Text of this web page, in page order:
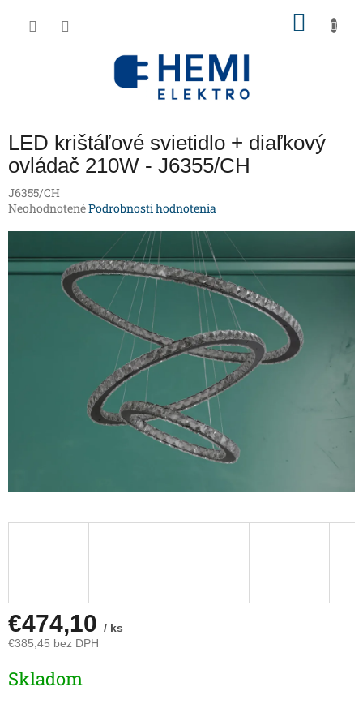
LED krištáľové svietidlo + diaľkový
ovládač 210W - J6355/CH
J6355/CH
Priemerné
je
0,0
NeohodnotenéPodrobnosti hodnotenia
€474,10 / ks
€385,45 bez DPH
cena:
Skladom